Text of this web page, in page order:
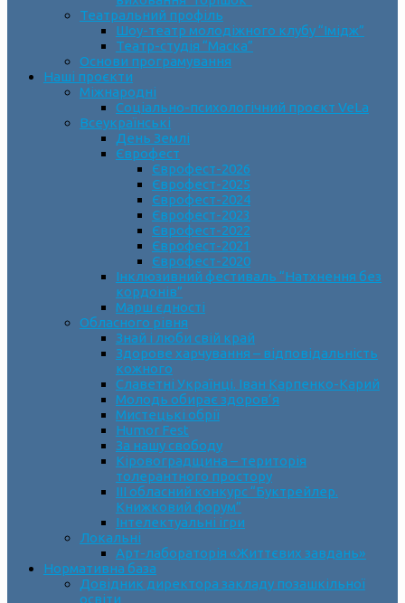
Театральний профіль
Шоу-театр молодіжного клубу “Імідж”
Театр-студія “Маска”
Основи програмування
Наші проєкти
Міжнародні
Соціально-психологічний проєкт VeLa
Всеукраїнські
День Землі
Єврофест
Єврофест-2026
Єврофест-2025
Єврофест-2024
Єврофест-2023
Єврофест-2022
Єврофест-2021
Єврофест-2020
Інклюзивний фестиваль “Натхнення без
кордонів”
Марш єдності
Обласного рівня
Знай і люби свій край
Здорове харчування – відповідальність
кожного
Славетні Українці. Іван Карпенко-Карий
Молодь обирає здоров’я
Мистецькі обрії
Humor Fest
За нашу свободу
Кіровоградщина – територія
толерантного простору
ІII обласний конкурс “Буктрейлер.
Книжковий форум”
Інтелектуальні ігри
Локальні
Арт-лабораторія «Життєвих завдань»
Нормативна база
Довідник директора закладу позашкільної
освіти